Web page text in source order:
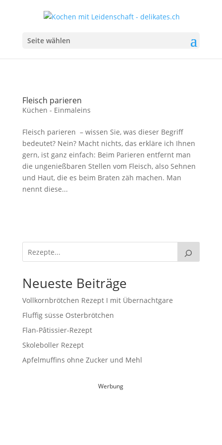
Seite wählen
Fleisch parieren
Küchen - Einmaleins
Fleisch parieren – wissen Sie, was dieser Begriff
bedeutet? Nein? Macht nichts, das erkläre ich Ihnen
gern, ist ganz einfach: Beim Parieren entfernt man
die ungenießbaren Stellen vom Fleisch, also Sehnen
und Haut, die es beim Braten zäh machen. Man
nennt diese...
Neueste Beiträge
Vollkornbrötchen Rezept I mit Übernachtgare
Fluffig süsse Osterbrötchen
Flan-Pâtissier-Rezept
Skoleboller Rezept
Apfelmuffins ohne Zucker und Mehl
Werbung